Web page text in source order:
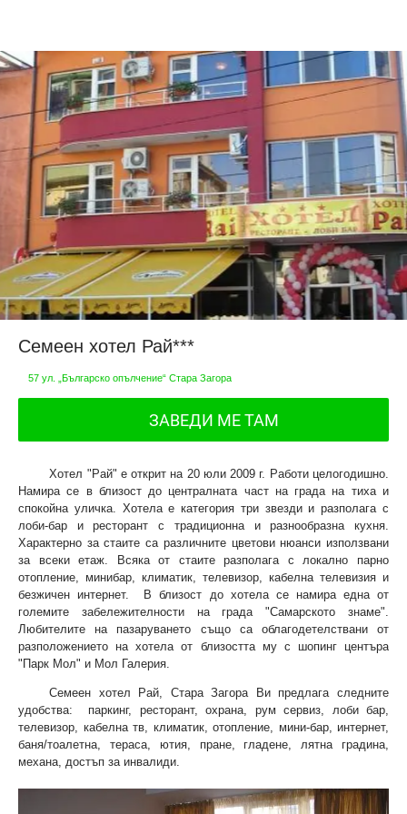
Семеен хотел Рай***
57 ул. „Българско опълчение“ Стара Загора
ЗАВЕДИ МЕ ТАМ
Хотел "Рай" е открит на 20 юли 2009 г. Работи целогодишно.
Намира се в близост до централната част на града на тиха и
спокойна уличка. Хотела е категория три звезди и разполага с
лоби-бар и ресторант с традиционна и разнообразна кухня.
Характерно за стаите са различните цветови нюанси използвани
за всеки етаж. Всяка от стаите разполага с локално парно
отопление, минибар, климатик, телевизор, кабелна телевизия и
безжичен интернет. В близост до хотела се намира една от
големите забележителности на града "Самарското знаме".
Любителите на пазаруването също са облагодетелствани от
разположението на хотела от близостта му с шопинг центъра
"Парк Мол" и Мол Галерия.
Семеен хотел Рай, Стара Загора Ви предлага следните
удобства: паркинг, ресторант, охрана, рум сервиз, лоби бар,
телевизор, кабелна тв, климатик, отопление, мини-бар, интернет,
баня/тоалетна, тераса, ютия, пране, гладене, лятна градина,
механа, достъп за инвалиди.